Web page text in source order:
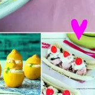
pikkuväen
lasten vanhemmille
kokkaatte ja syötte